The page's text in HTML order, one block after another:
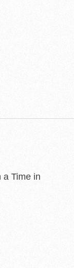
a Time in